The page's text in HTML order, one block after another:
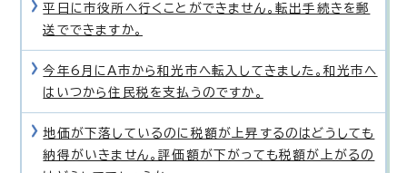
平日に市役所へ行くことができません。転出手続きを郵
送でできますか。
今年6月にA市から和光市へ転入してきました。和光市へ
はいつから住民税を支払うのですか。
地価が下落しているのに税額が上昇するのはどうしても
納得がいきません。評価額が下がっても税額が上がるの